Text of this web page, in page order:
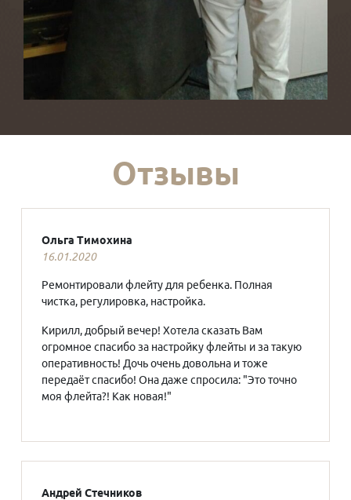
Отзывы
Ольга Тимохина
16.01.2020
Ремонтировали флейту для ребенка. Полная
чистка, регулировка, настройка.
Кирилл, добрый вечер! Хотела сказать Вам
огромное спасибо за настройку флейты и за такую
оперативность! Дочь очень довольна и тоже
передаёт спасибо! Она даже спросила: "Это точно
моя флейта?! Как новая!"
Андрей Стечников